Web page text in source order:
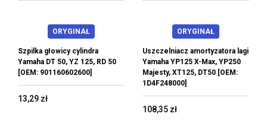
ORYGINAŁ
Szpilka głowicy cylindra
Yamaha DT 50, YZ 125, RD 50
[OEM: 901160602600]
13,29 zł
ORYGINAŁ
Uszczelniacz amortyzatora lagi
Yamaha YP125 X-Max, YP250
Majesty, XT125, DT50 [OEM:
1D4F248000]
108,35 zł